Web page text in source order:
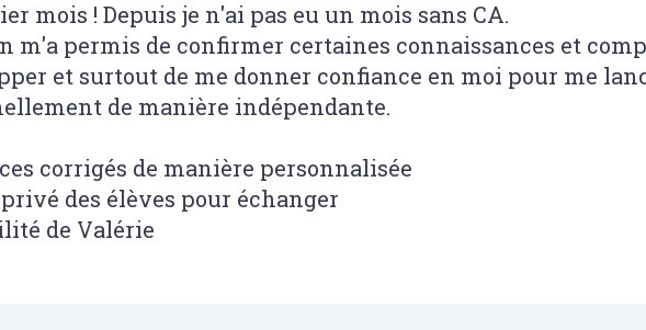
mois ! Depuis je n'ai pas eu un mois sans CA.
m'a permis de confirmer certaines connaissances et
et surtout de me donner confiance en moi pour me
de manière indépendante.
corrigés de manière personnalisée
des élèves pour échanger
de Valérie